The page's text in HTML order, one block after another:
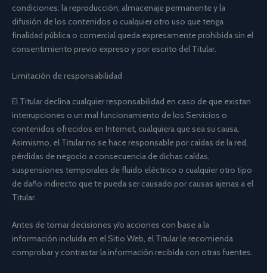
condiciones: la reproducción, almacenaje permanente y la
difusión de los contenidos o cualquier otro uso que tenga
finalidad pública o comercial queda expresamente prohibida sin el
consentimiento previo expreso y por escrito del Titular.
Limitación de responsabilidad
El Titular declina cualquier responsabilidad en caso de que existan
interrupciones o un mal funcionamiento de los Servicios o
contenidos ofrecidos en Internet, cualquiera que sea su causa.
Asimismo, el Titular no se hace responsable por caídas de la red,
pérdidas de negocio a consecuencia de dichas caídas,
suspensiones temporales de fluido eléctrico o cualquier otro tipo
de daño indirecto que te pueda ser causado por causas ajenas a el
Titular.
Antes de tomar decisiones y/o acciones con base a la
información incluida en el Sitio Web, el Titular le recomienda
comprobar y contrastar la información recibida con otras fuentes.